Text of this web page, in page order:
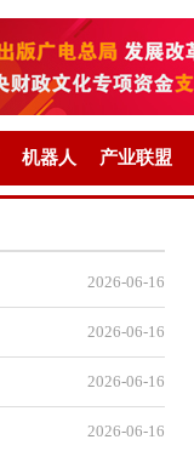
机器人 产业联盟
2026-06-16
2026-06-16
2026-06-16
2026-06-16